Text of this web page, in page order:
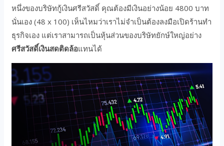
หนึ่งของบริษัทกู้เงินศรีสวัสดิ์ คุณต้องมีเงินอย่างน้อย 4800 บาท
นั่นเอง (48 x 100) เห็นไหมว่าเราไม่จำเป็นต้องลงมือเปิดร้านทำ
ธุรกิจเอง แต่เราสามารถเป็นหุ้นส่วนของบริษัทยักษ์ใหญ่อย่าง
ศรีสวัสดิ์เงินสดติดล้อแทนได้